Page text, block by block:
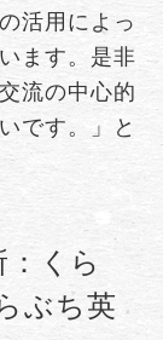
活用によっ
ます。是非
流の中心的
です。」と
くら
ぶち英